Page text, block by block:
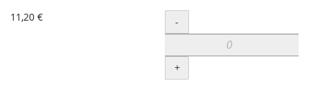
11,20 €
Menge
-
+